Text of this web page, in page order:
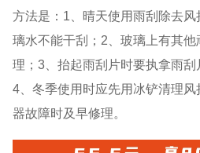
方法是：1、晴天使用雨刮除去
璃水不能干刮；2、玻璃上有其
理；3、抬起雨刮片时要执拿雨刮
4、冬季使用时应先用冰铲清理
器故障时及早修理。